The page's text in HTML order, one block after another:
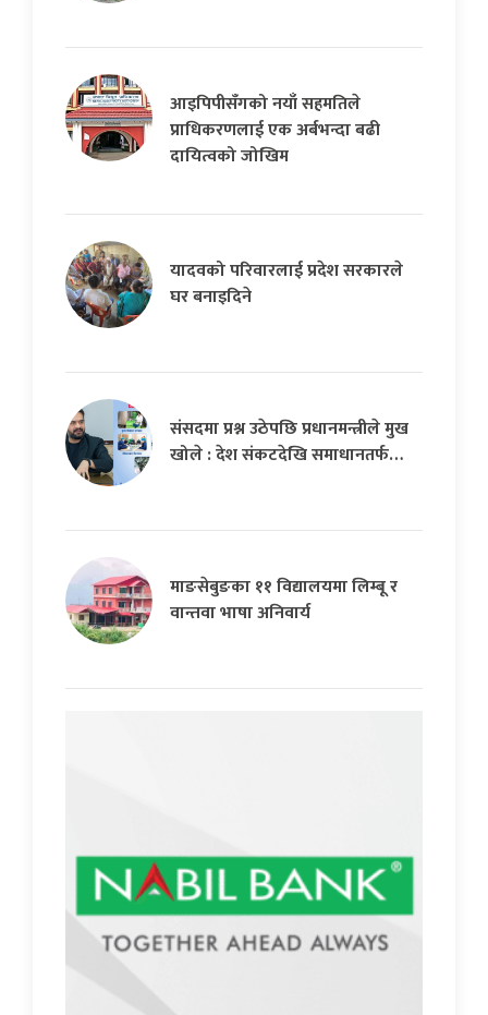
आइपिपीसँगको नयाँ सहमतिले
प्राधिकरणलाई एक अर्बभन्दा बढी
दायित्वको जोखिम
यादवको परिवारलाई प्रदेश सरकारले
घर बनाइदिने
संसदमा प्रश्न उठेपछि प्रधानमन्त्रीले मुख
खोले : देश संकटदेखि समाधानतर्फ…
माङसेबुङका ११ विद्यालयमा लिम्बू र
वान्तवा भाषा अनिवार्य